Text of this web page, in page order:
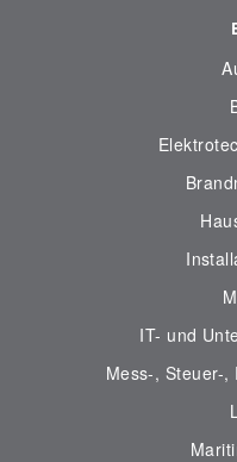
IT- und
Mess-, Steuer-